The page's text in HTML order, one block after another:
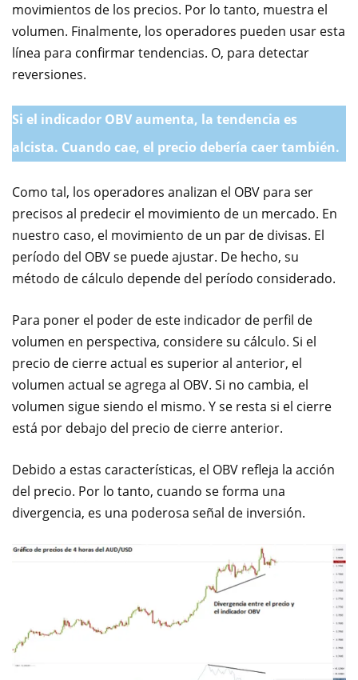
movimientos de los precios. Por lo tanto, muestra el
volumen. Finalmente, los operadores pueden usar esta
línea para confirmar tendencias. O, para detectar
reversiones.
Si el indicador OBV aumenta, la tendencia es
alcista. Cuando cae, el precio debería caer también.
Como tal, los operadores analizan el OBV para ser
precisos al predecir el movimiento de un mercado. En
nuestro caso, el movimiento de un par de divisas. El
período del OBV se puede ajustar. De hecho, su
método de cálculo depende del período considerado.
Para poner el poder de este indicador de perfil de
volumen en perspectiva, considere su cálculo. Si el
precio de cierre actual es superior al anterior, el
volumen actual se agrega al OBV. Si no cambia, el
volumen sigue siendo el mismo. Y se resta si el cierre
está por debajo del precio de cierre anterior.
Debido a estas características, el OBV refleja la acción
del precio. Por lo tanto, cuando se forma una
divergencia, es una poderosa señal de inversión.